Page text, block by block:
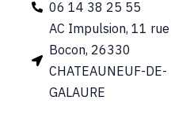
06 14 38 25 55
AC Impulsion, 11
Bocon, 26330
CHATEAUNEUF-DE-
GALAURE